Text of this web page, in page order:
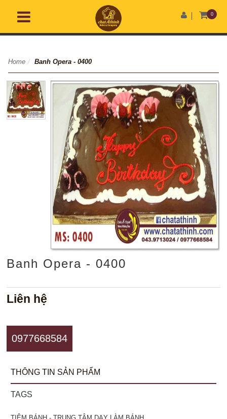
0
Home / Banh Opera - 0400
Banh Opera - 0400
Liên hệ
0977668584
THÔNG TIN SẢN PHẨM
TAGS